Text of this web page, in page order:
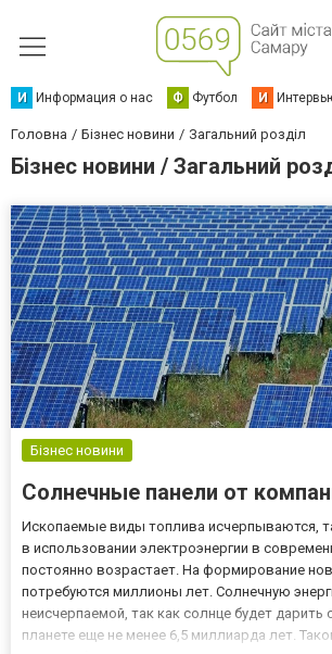
И Информация о нас Ф Футбол И
Головна Бізнес новини Загальний розділ
Бізнес новини / Загальний
Бізнес новини
Солнечные панели от
Ископаемые виды топлива исчерпываются,
в использовании электроэнергии в
постоянно возрастает. На формирование
потребуются миллионы лет. Солнечную
неисчерпаемой, так как солнце будет дарить
планете еще не менее 6,5 миллиарда лет.